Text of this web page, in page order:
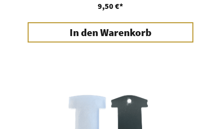
9,50 €*
In den Warenkorb